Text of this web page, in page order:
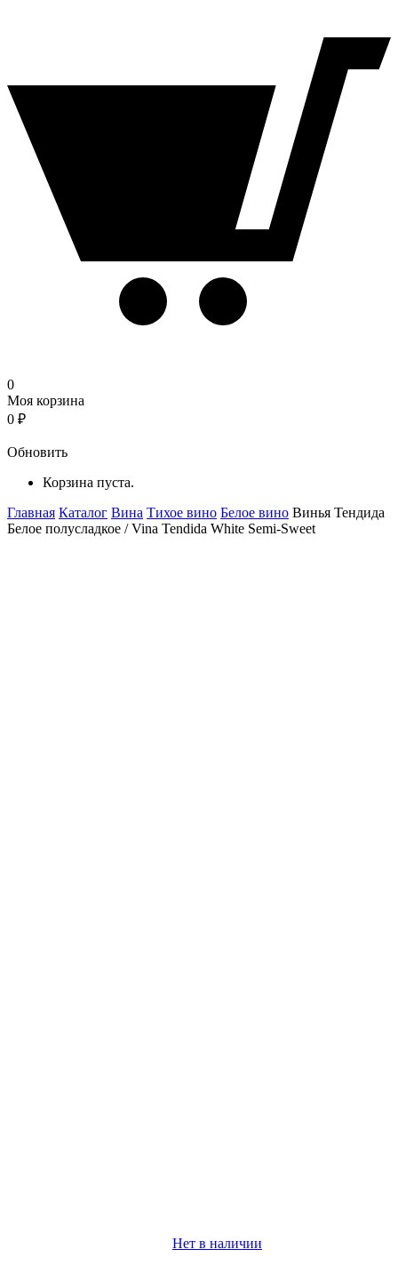
0
Моя корзина
0 ₽
Обновить
Корзина пуста.
Главная Каталог Вина Тихое вино Белое вино Винья Тендида
Белое полусладкое / Vina Tendida White Semi-Sweet
Нет в наличии